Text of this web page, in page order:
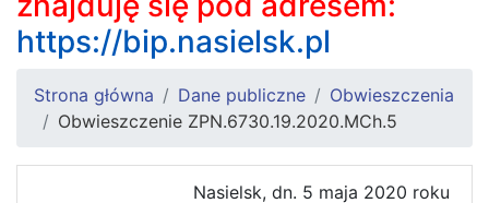
https://bip.nasielsk.pl
Strona główna Dane publiczne
Obwieszczenia
Obwieszczenie ZPN.6730.19.2020.MCh.5
Nasielsk, dn. 5 maja 2020 roku